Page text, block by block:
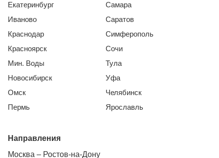
Екатеринбург
Иваново
Краснодар
Красноярск
Мин. Воды
Новосибирск
Омск
Пермь
Самара
Саратов
Симферополь
Сочи
Тула
Уфа
Челябинск
Ярославль
Направления
Москва – Ростов-на-Дону